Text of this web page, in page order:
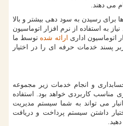
می دهند.
برای رسیدن به سود دهی بیشتر و بالا
به استفاده از نرم افزار اتوماسیون
اتوماسیون اداری
ارائه شده توسط ما
پسند خدمات حرفه ای را در اختیار
و انجام خدمات زیر مجموعه
مناسب کاربردی خواهد بود. استفاده
می تواند به شما سیستم مدیریت
داشتن سیستم پرداخت و دریافت